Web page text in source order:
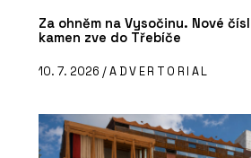
Za ohněm na Vysočinu. Nové
kamen zve do Třebíče
10. 7. 2026 /ADVERTORIAL